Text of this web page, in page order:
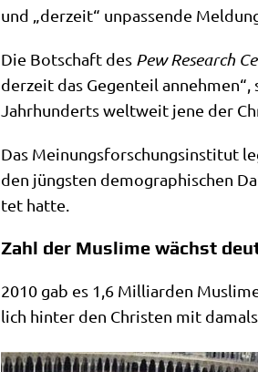
und „der­zeit“ unpas­sen­de
Die Bot­schaft des Pew Rese­arch
der­zeit das Gegen­teil
Jahr­hun­derts welt­weit jene der
Das Mei­nungs­for­schungs­in­sti­tut
den jüng­sten demo­gra­phi­schen
tet hatte.
Zahl der Muslime wächst
2010 gab es 1,6 Mil­li­ar­den
lich hin­ter den Chri­sten mit